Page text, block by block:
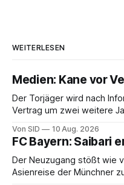
WEITERLESEN
Medien: Kane vor
Der Torjäger wird nach
Vertrag um zwei weitere
Von SID 10 Aug. 2026
FC Bayern: Saibari
Der Neuzugang stößt wie
Asienreise der Münchner